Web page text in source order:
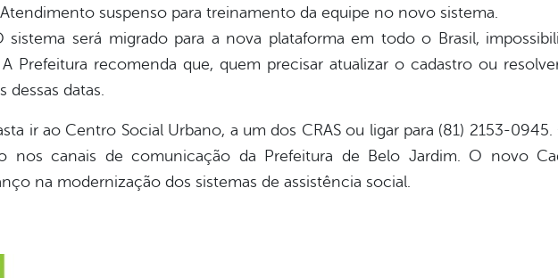
suspenso para treinamento da equipe no novo sistema.
será migrado para a nova plataforma em todo o Brasil,
Prefeitura recomenda que, quem precisar atualizar o cadastro ou
dessas datas.
ir ao Centro Social Urbano, a um dos CRAS ou ligar para (81) 2153-
nos canais de comunicação da Prefeitura de Belo Jardim. O novo
na modernização dos sistemas de assistência social.